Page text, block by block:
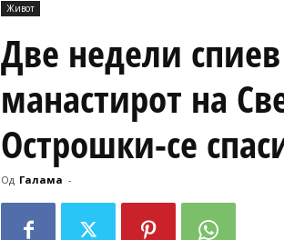
Живот
Две недели
манастирот на
Острошки-се
Од Галама -